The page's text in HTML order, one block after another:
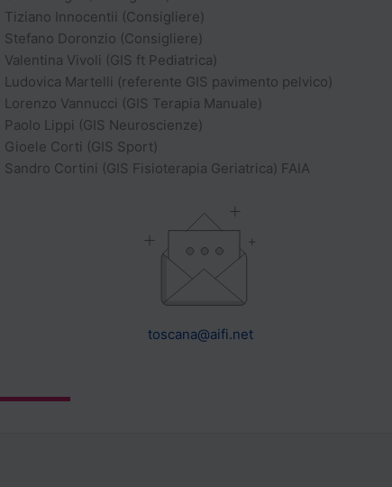
Tiziano Innocentii (Consigliere)
Stefano Doronzio (Consigliere)
Valentina Vivoli (GIS ft Pediatrica)
Ludovica Martelli (referente GIS pavimento pelvico)
Lorenzo Vannucci (GIS Terapia Manuale)
Paolo Lippi (GIS Neuroscienze)
Gioele Corti (GIS Sport)
Sandro Cortini (GIS Fisioterapia Geriatrica) FAIA
toscana@aifi.net